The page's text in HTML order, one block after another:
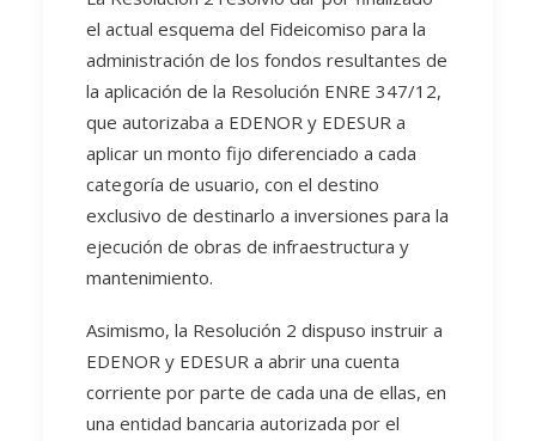
el actual esquema del Fideicomiso para la
administración de los fondos resultantes de
la aplicación de la Resolución ENRE 347/12,
que autorizaba a EDENOR y EDESUR a
aplicar un monto fijo diferenciado a cada
categoría de usuario, con el destino
exclusivo de destinarlo a inversiones para la
ejecución de obras de infraestructura y
mantenimiento.
Asimismo, la Resolución 2 dispuso instruir a
EDENOR y EDESUR a abrir una cuenta
corriente por parte de cada una de ellas, en
una entidad bancaria autorizada por el